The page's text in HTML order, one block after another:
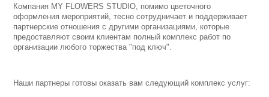
Компания MY FLOWERS STUDIO, помимо цветочного
оформления мероприятий, тесно сотрудничает и поддерживает
партнерские отношения с другими организациями, которые
предоставляют своим клиентам полный комплекс работ по
организации любого торжества "под ключ".
Наши партнеры готовы оказать вам следующий комплекс услуг: